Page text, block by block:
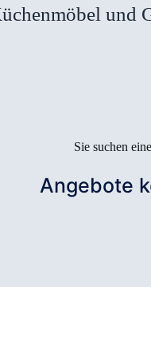
und
Sie suchen
Angebote